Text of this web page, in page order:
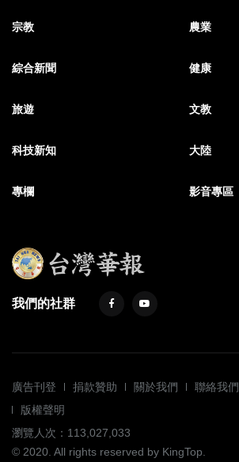
宗教 農業
綜合新聞 健康
旅遊 文教
科技新知 大陸
專欄 影音專區
我們的社群
廣告刊登 捐款贊助 關於我們 聯絡我們
版權聲明
瀏覽人次：113,027,033
© 2020. All rights reserved by KingTop.